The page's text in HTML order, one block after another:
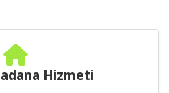
Hizmeti